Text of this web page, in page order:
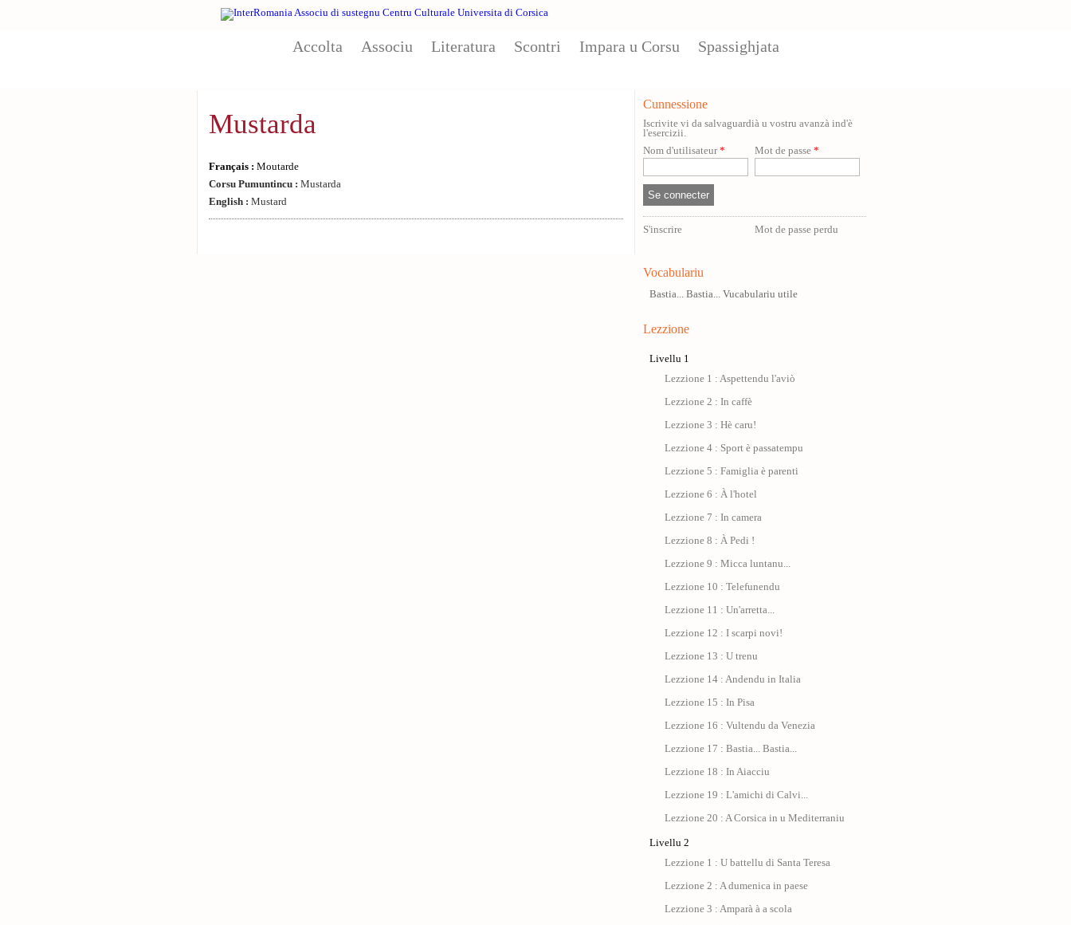
Accolta Associu Literatura Scontri Impara u Corsu Spassighjata
Mustarda
Français : Moutarde
Corsu Pumuntincu : Mustarda
English : Mustard
Cunnessione
Iscrivite vi da salvaguardià u vostru avanzà ind'è
l'esercizii.
Nom d'utilisateur* Mot de passe *
S'inscrire Mot de passe perdu
Vocabulariu
Bastia... Bastia... Vucabulariu utile
Lezzione
Livellu 1
Lezzione 1 : Aspettendu l'aviò
Lezzione 2 : In caffè
Lezzione 3 : Hè caru!
Lezzione 4 : Sport è passatempu
Lezzione 5 : Famiglia è parenti
Lezzione 6 : À l'hotel
Lezzione 7 : In camera
Lezzione 8 : À Pedi !
Lezzione 9 : Micca luntanu...
Lezzione 10 : Telefunendu
Lezzione 11 : Un'arretta...
Lezzione 12 : I scarpi novi!
Lezzione 13 : U trenu
Lezzione 14 : Andendu in Italia
Lezzione 15 : In Pisa
Lezzione 16 : Vultendu da Venezia
Lezzione 17 : Bastia... Bastia...
Lezzione 18 : In Aiacciu
Lezzione 19 : L'amichi di Calvi...
Lezzione 20 : A Corsica in u Mediterraniu
Livellu 2
Lezzione 1 : U battellu di Santa Teresa
Lezzione 2 : A dumenica in paese
Lezzione 3 : Amparà à a scola